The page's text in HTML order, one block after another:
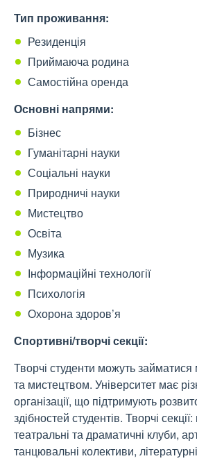
Тип проживання:
Резиденція
Приймаюча родина
Самостійна оренда
Основні напрями:
Бізнес
Гуманітарні науки
Соціальні науки
Природничі науки
Мистецтво
Освіта
Музика
Інформаційні технології
Психологія
Охорона здоров’я
Спортивні/творчі секції:
Творчі студенти можуть
та мистецтвом. Університет має
організації, що підтримують
здібностей студентів. Творчі
театральні та драматичні клуби,
танцювальні колективи,